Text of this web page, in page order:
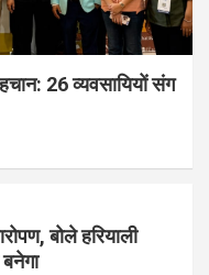
26 व्यवसायियों संग
बोले हरियाली